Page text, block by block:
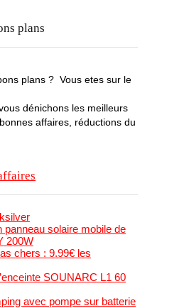
plans
plans ? Vous etes sur le
dénichons les meilleurs
affaires, réductions du
panneau solaire mobile de
200W
chers : 9.99€ les
SOUNARC L1 60
avec pompe sur batterie